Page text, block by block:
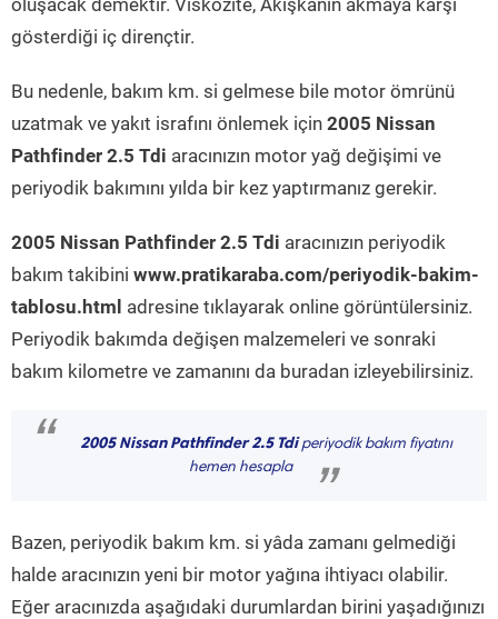
oluşacak demektir. Viskozite, Akışkanın akmaya karşı
gösterdiği iç dirençtir.
Bu nedenle, bakım km. si gelmese bile motor ömrünü
uzatmak ve yakıt israfını önlemek için 2005 Nissan
Pathfinder 2.5 Tdi aracınızın motor yağ değişimi ve
periyodik bakımını yılda bir kez yaptırmanız gerekir.
2005 Nissan Pathfinder 2.5 Tdi aracınızın periyodik
bakım takibini www.pratikaraba.com/periyodik-bakim-
tablosu.html adresine tıklayarak online görüntülersiniz.
Periyodik bakımda değişen malzemeleri ve sonraki
bakım kilometre ve zamanını da buradan izleyebilirsiniz.
“ 2005 Nissan Pathfinder 2.5 Tdiperiyodik bakım fiyatını
hemen hesapla
”
Bazen, periyodik bakım km. si yâda zamanı gelmediği
halde aracınızın yeni bir motor yağına ihtiyacı olabilir.
Eğer aracınızda aşağıdaki durumlardan birini yaşadığınızı